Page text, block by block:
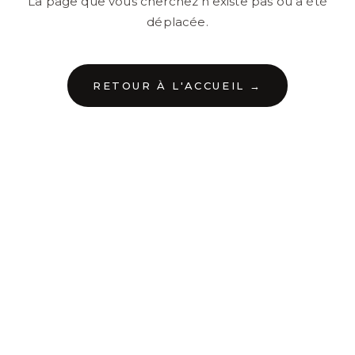
déplacée.
RETOUR À L'ACCUEIL →